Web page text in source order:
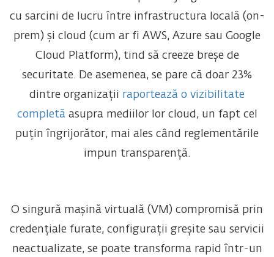
cu sarcini de lucru între infrastructura locală (on-
prem) și cloud (cum ar fi AWS, Azure sau Google
Cloud Platform), tind să creeze breșe de
securitate. De asemenea, se pare că doar 23%
dintre organizații raportează o vizibilitate
completăasupra mediilor lor cloud, un fapt cel
puțin îngrijorător, mai ales când reglementările
impun transparență.
O singură mașină virtuală (VM) compromisă prin
credențiale furate, configurații greșite sau servicii
neactualizate, se poate transforma rapid într-un